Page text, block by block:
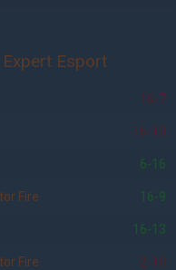
Expert Esport
16-7
16-10
6-16
Fire 16-9
16-13
Fire 2-16